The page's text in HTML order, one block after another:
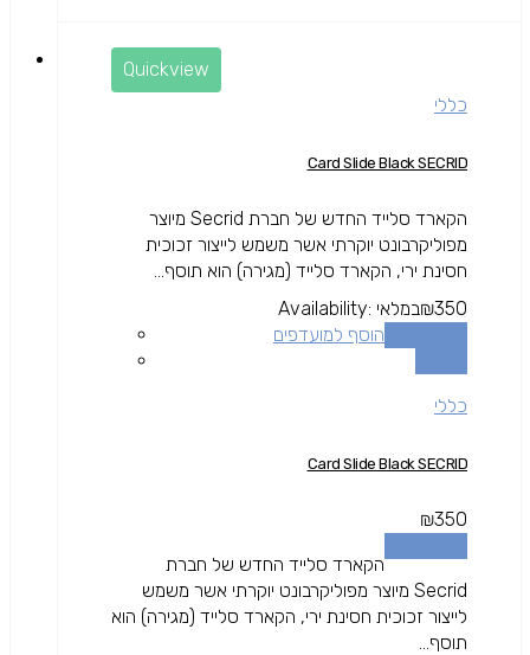
Quickview
כללי
Card Slide Black SECRID
הקארד סלייד החדש של חברת Secrid מיוצר
מפוליקרבונט יוקרתי אשר משמש לייצור זכוכית
חסינת ירי, הקארד סלייד (מגירה) הוא תוסף...
₪350
Availability: במלאי
הוסף למועדפים
כללי
Card Slide Black SECRID
₪350
הקארד סלייד החדש של חברת
Secrid מיוצר מפוליקרבונט יוקרתי אשר משמש
לייצור זכוכית חסינת ירי, הקארד סלייד (מגירה) הוא
תוסף...